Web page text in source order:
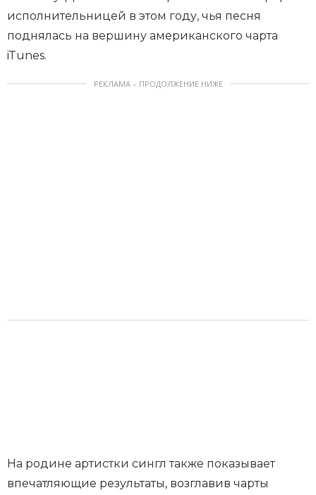
исполнительницей в этом году, чья песня
поднялась на вершину американского чарта
iTunes.
РЕКЛАМА – ПРОДОЛЖЕНИЕ НИЖЕ
На родине артистки сингл также показывает
впечатляющие результаты, возглавив чарты